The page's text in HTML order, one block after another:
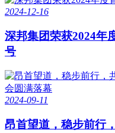
2024-12-16
深邦集团荣获2024年
号
2024-09-11
昂首望道，稳步前行